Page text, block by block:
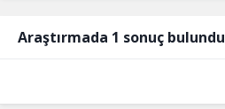
Araştırmada 1 sonuç bulundu